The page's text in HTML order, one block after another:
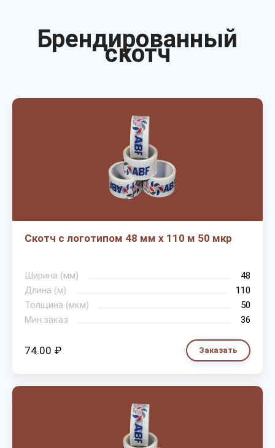
Брендированный
скотч
Скотч с логотипом 48 мм х 110 м 50 мкр
Ширина (мм)
48
Длина (м)
110
Толщина (мкм)
50
Мин.заказ
36
74.00 ₽ Заказать